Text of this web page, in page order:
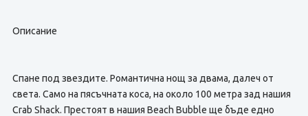
Описание
Спане под звездите. Романтична нощ за двама, далеч от
света. Само на пясъчната коса, на около 100 метра зад нашия
Crab Shack. Престоят в нашия Beach Bubble ще бъде едно